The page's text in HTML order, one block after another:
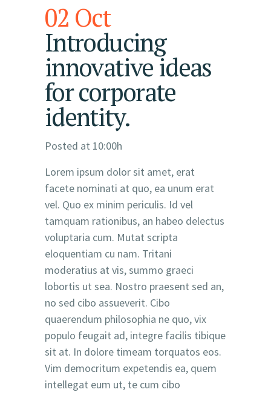
02 Oct
Introducing
innovative ideas
for corporate
identity.
Posted at 10:00h
Lorem ipsum dolor sit amet, erat
facete nominati at quo, ea unum erat
vel. Quo ex minim periculis. Id vel
tamquam rationibus, an habeo delectus
voluptaria cum. Mutat scripta
eloquentiam cu nam. Tritani
moderatius at vis, summo graeci
lobortis ut sea. Nostro praesent sed an,
no sed cibo assueverit. Cibo
quaerendum philosophia ne quo, vix
populo feugait ad, integre facilis tibique
sit at. In dolore timeam torquatos eos.
Vim democritum expetendis ea, quem
intellegat eum ut, te cum cibo